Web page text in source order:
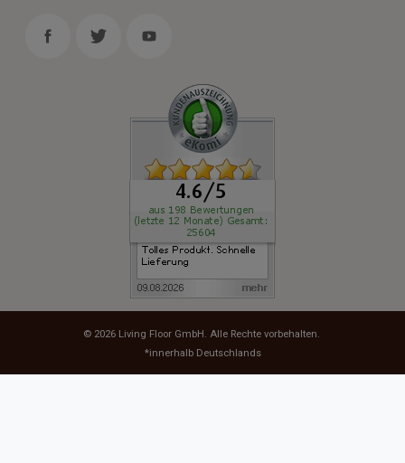
© 2026 Living Floor GmbH . Alle Rechte vorbehalten.
*innerhalb Deutschlands